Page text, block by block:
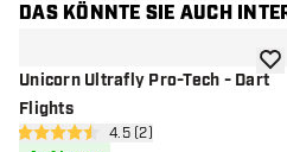
DAS KÖNNTE SIE AUCH
Unicorn Ultrafly Pro-Tech - Dart
Flights
Bewertungsbereich
4.5 Bewertungssterne
4.5 (2)
Zur